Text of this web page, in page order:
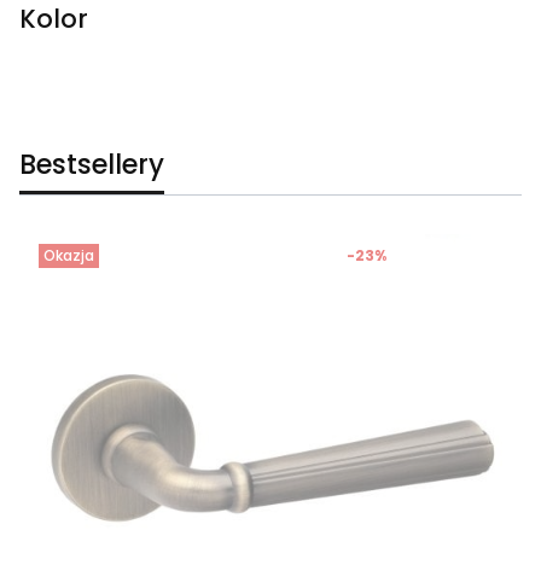
Kolor
Bestsellery
Okazja -23%